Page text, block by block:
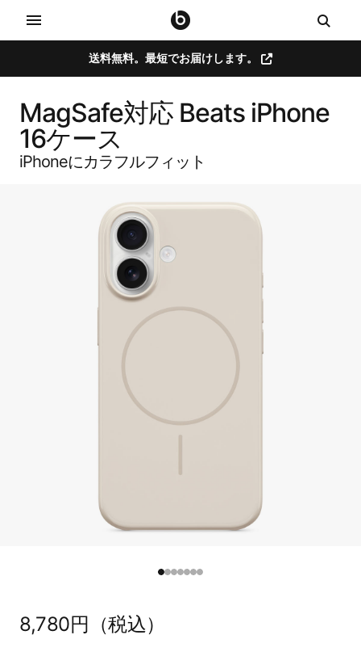
送料無料。​​最短で​​お届けします。
MagSafe対応 Beats iPhone
16ケース
iPhoneに​​カラフルフィット
通
常
8,780円（税込）